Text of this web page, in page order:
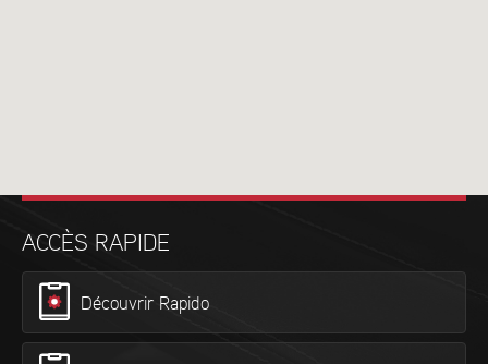
ACCÈS RAPIDE
Découvrir Rapido